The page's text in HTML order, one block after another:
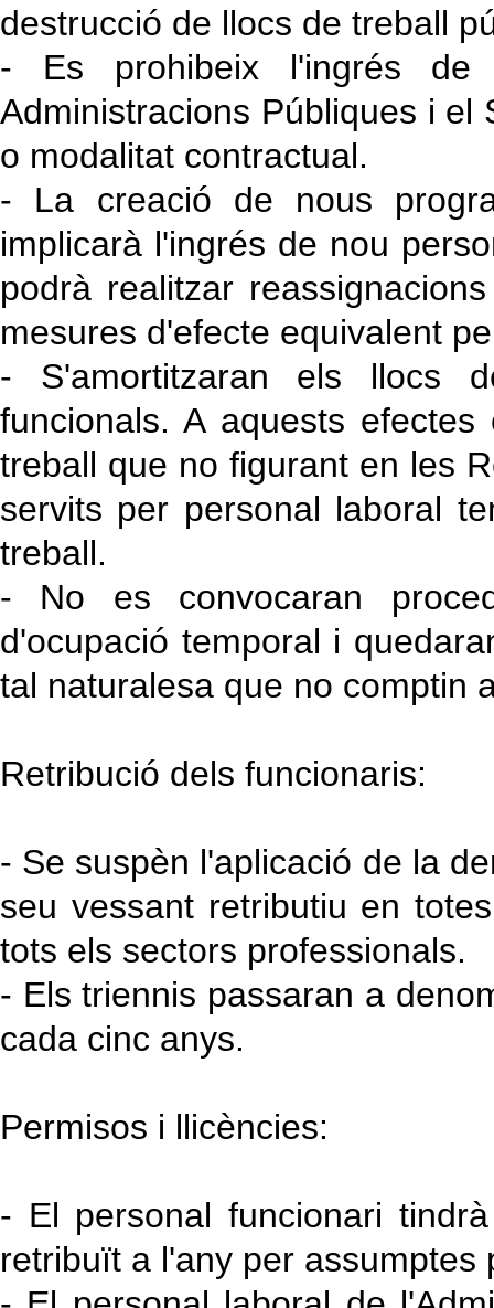
destrucció de llocs de treball
- Es prohibeix l'ingrés
Administracions Públiques i el
o modalitat contractual.
- La creació de nous
implicarà l'ingrés de nou
podrà realitzar
mesures d'efecte equivalent
- S'amortitzaran els llocs
funcionals. A aquests
treball que no figurant en les
servits per personal laboral
treball.
- No es convocaran
d'ocupació temporal i
tal naturalesa que no comptin
Retribució dels funcionaris:
- Se suspèn l'aplicació de la
seu vessant retributiu en
tots els sectors professionals.
- Els triennis passaran a
cada cinc anys.
Permisos i llicències:
- El personal funcionari
retribuït a l'any per assumptes